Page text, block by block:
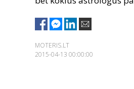
MOTERIS.LT
2015-04-13 00:00:00